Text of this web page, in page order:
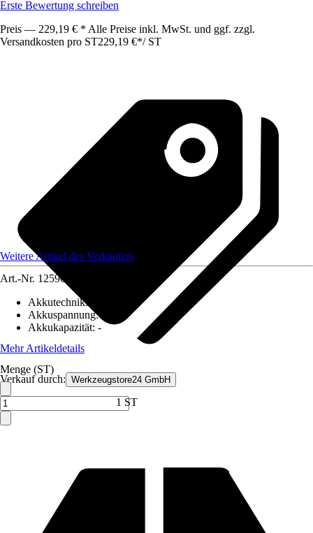
Erste Bewertung schreiben
Preis — 229,19 € * Alle Preise inkl. MwSt. und ggf. zzgl.
Versandkosten pro ST229,19 €*/ ST
Verkauf durch: Werkzeugstore24 GmbH
Weitere Artikel des Verkäufers
Art.-Nr. 12590957
Akkutechnik:
Akkuspannung:
Akkukapazität: -
Mehr Artikeldetails
Menge (ST)
1 ST